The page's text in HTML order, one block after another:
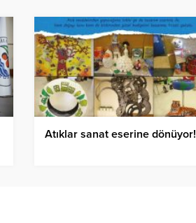
Atıklar sanat eserine dönüyor!